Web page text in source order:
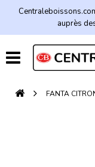
auprès
FANTA